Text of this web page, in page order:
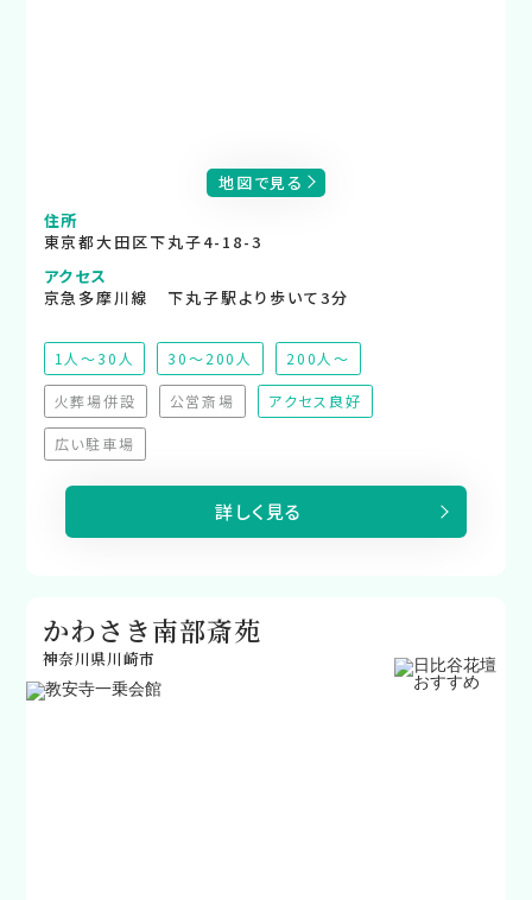
地図で見る
住所
東京都大田区下丸子4-18-3
アクセス
京急多摩川線 下丸子駅より歩いて3分
1人～30人 30～200人 200人～
火葬場併設
（非対応）
公営斎場
（非対応）
アクセス良好
広い駐車場
（非対応）
詳しく見る
かわさき南部斎苑
神奈川県川崎市